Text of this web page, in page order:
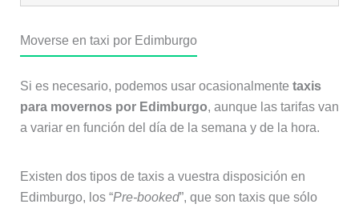
Moverse en taxi por Edimburgo
Si es necesario, podemos usar ocasionalmente taxis
para movernos por Edimburgo, aunque las tarifas van
a variar en función del día de la semana y de la hora.
Existen dos tipos de taxis a vuestra disposición en
Edimburgo, los “Pre-booked”, que son taxis que sólo